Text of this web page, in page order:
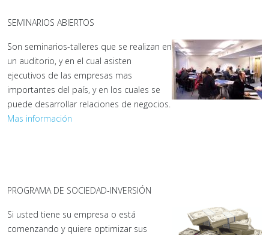
SEMINARIOS ABIERTOS
Son seminarios-talleres que se realizan en
un auditorio, y en el cual asisten
ejecutivos de las empresas mas
importantes del país, y en los cuales se
puede desarrollar relaciones de negocios.
Mas información
PROGRAMA DE SOCIEDAD-INVERSIÓN
Si usted tiene su empresa o está
comenzando y quiere optimizar sus